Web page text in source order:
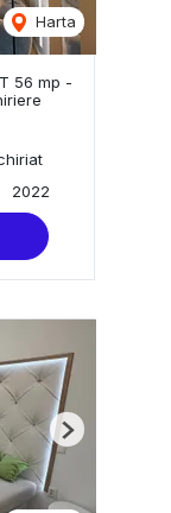
Harta
56 mp -
2022
Next